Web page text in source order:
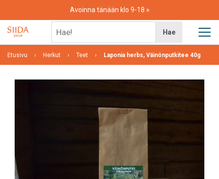
content
Avoinna tänään klo 9-18
Hae
Etusivu Herkut Teet Laponia herbs, Väinönputkitee 40g